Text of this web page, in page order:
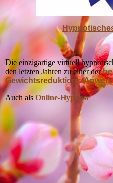
Die einzigartige virtuell
den letzten Jahren zu einer der
Gewichtsreduktions-
Auch als Online-Hypnose